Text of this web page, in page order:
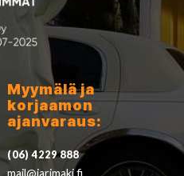
Myymälä ja
korjaamon
ajanvaraus:
(06) 4229 888
mail@jarimaki.fi